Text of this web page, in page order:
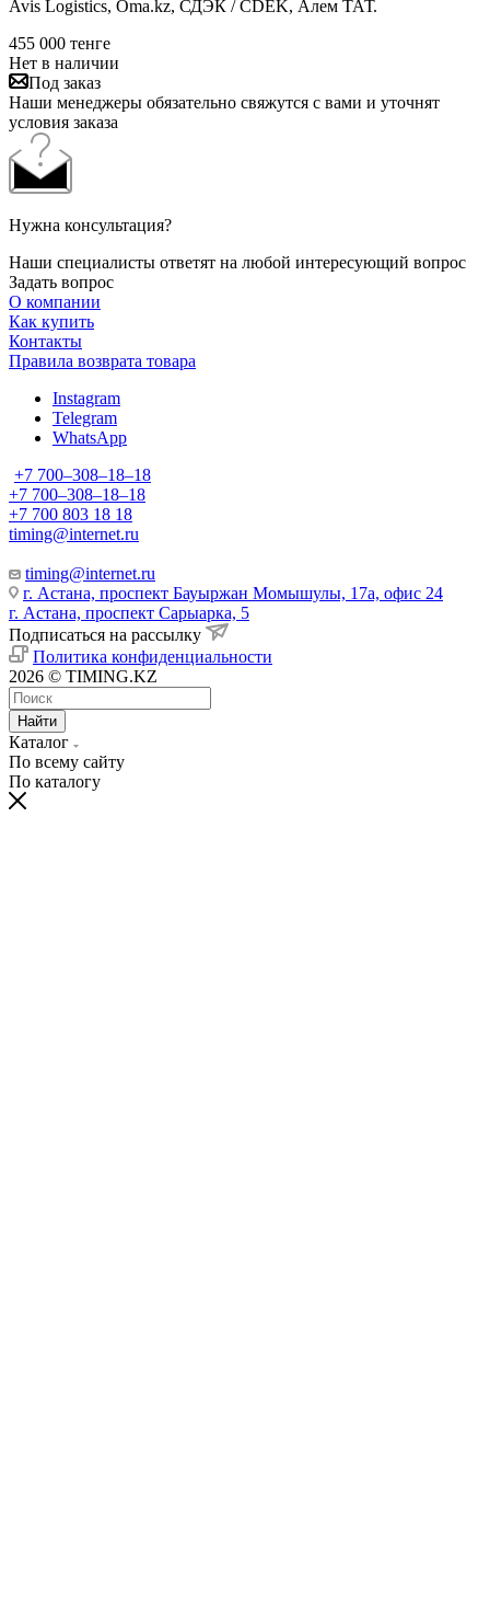
Avis Logistics, Oma.kz, СДЭК / CDEK, Алем ТАТ.
455 000 тенге
Нет в наличии
Под заказ
Наши менеджеры обязательно свяжутся с вами и уточнят
условия заказа
Нужна консультация?
Наши специалисты ответят на любой интересующий вопрос
Задать вопрос
О компании
Как купить
Контакты
Правила возврата товара
Instagram
Telegram
WhatsApp
+7 700‒308‒18‒18
+7 700‒308‒18‒18
+7 700 803 18 18
timing@internet.ru
timing@internet.ru
г. Астана, проспект Бауыржан Момышулы, 17а, офис 24
г. Астана, проспект Сарыарка, 5
Подписаться на рассылку
Политика конфиденциальности
2026 © TIMING.KZ
Найти
Каталог
По всему сайту
По каталогу